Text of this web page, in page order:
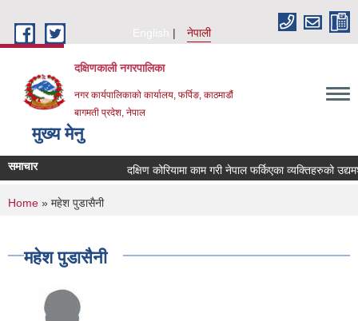
English
नेपाली
दक्षिणकाली नगरपालिका
नगर कार्यपालिकाको कार्यालय, फर्पिङ, काठमाडौं
बागमती प्रदेश, नेपाल
मुख्य मेनु
समाचार दक्षिण कोरियामा काम गरी नेपाल फर्किएका व्यक्तिहरुको
You are here
Home » महेश पुडासैनी
महेश पुडासैनी